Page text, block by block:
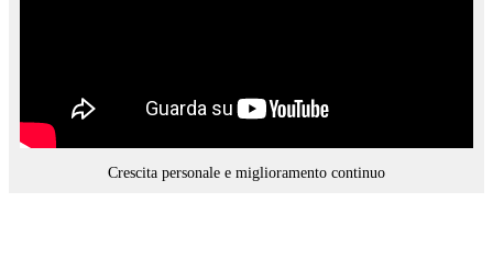
Crescita personale e miglioramento continuo